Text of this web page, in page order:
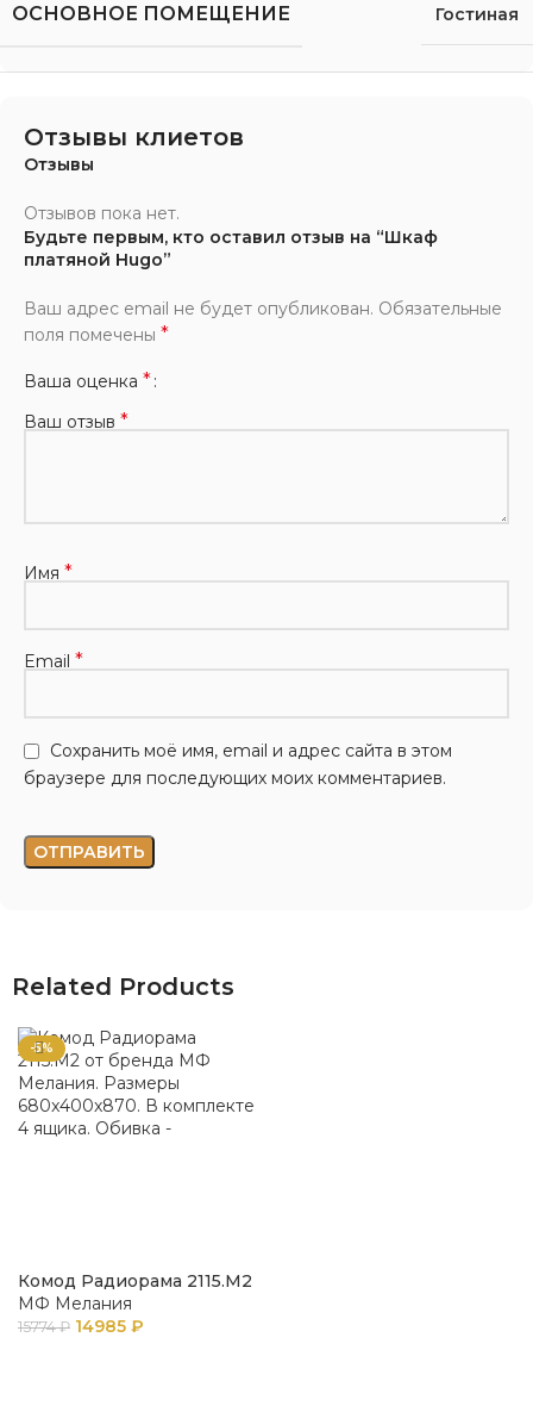
ОСНОВНОЕ ПОМЕЩЕНИЕ Гостиная
Отзывы клиетов
Отзывы
Отзывов пока нет.
Будьте первым, кто оставил отзыв на “Шкаф
платяной Hugo”
Ваш адрес email не будет опубликован. Обязательные
поля помечены *
Ваша оценка *
Ваш отзыв *
Имя *
Email *
Сохранить моё имя, email и адрес сайта в этом
браузере для последующих моих комментариев.
Related Products
-5%
Комод Радиорама 2115.М2
МФ Мелания
15774₽ 14985 ₽